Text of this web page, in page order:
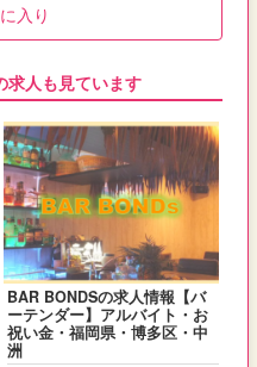
入り
求人も見ています
BAR BONDSの求人情報【バ
ーテンダー】アルバイト・お
祝い金・福岡県・博多区・中
洲